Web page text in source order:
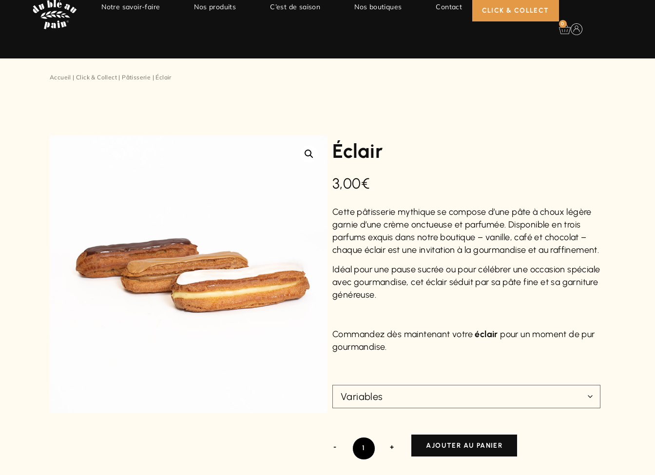
Notre savoir-faire Nos produits C’est de saison Nos boutiques Contact CLICK & COLLECT
0
Accueil |Click & Collect | Pâtisserie | Éclair
Éclair
3,00€
Cette pâtisserie mythique se compose d’une pâte à choux légère
garnie d’une crème onctueuse et parfumée. Disponible en trois
parfums exquis dans notre boutique – vanille, café et chocolat –
chaque éclair est une invitation à la gourmandise et au raffinement.
Idéal pour une pause sucrée ou pour célébrer une occasion spéciale
avec gourmandise, cet éclair séduit par sa pâte fine et sa garniture
généreuse.
Commandez dès maintenant votreéclair pour un moment de pur
gourmandise.
- + AJOUTER AU PANIER